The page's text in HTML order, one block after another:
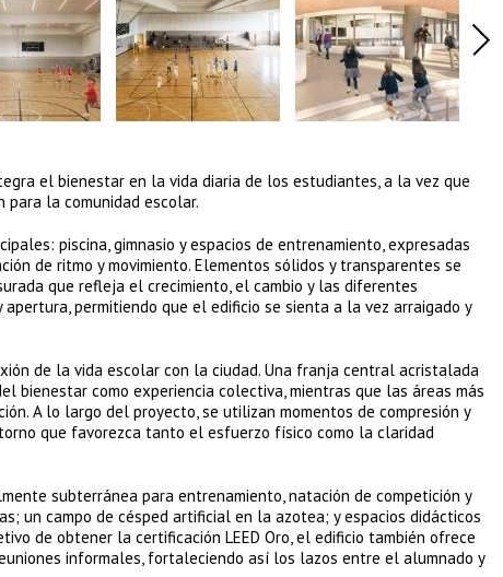
el bienestar en la vida diaria de los estudiantes, a la vez que
para la comunidad escolar.
piscina, gimnasio y espacios de entrenamiento, expresadas
de ritmo y movimiento. Elementos sólidos y transparentes se
que refleja el crecimiento, el cambio y las diferentes
permitiendo que el edificio se sienta a la vez arraigado y
de la vida escolar con la ciudad. Una franja central acristalada
bienestar como experiencia colectiva, mientras que las áreas más
A lo largo del proyecto, se utilizan momentos de compresión y
que favorezca tanto el esfuerzo físico como la claridad
subterránea para entrenamiento, natación de competición y
un campo de césped artificial en la azotea; y espacios didácticos
de obtener la certificación LEED Oro, el edificio también ofrece
informales, fortaleciendo así los lazos entre el alumnado y